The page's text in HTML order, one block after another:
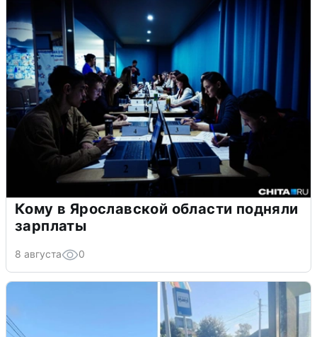
Кому в Ярославской области подняли
зарплаты
8 августа 0